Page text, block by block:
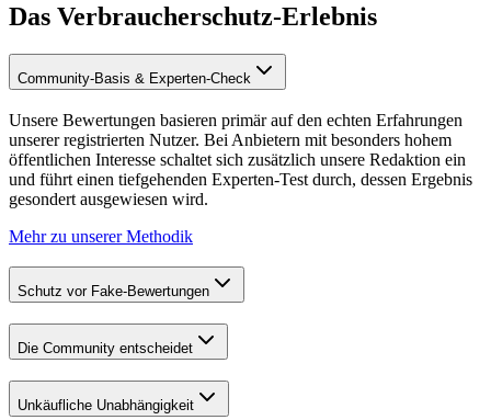
Das Verbraucherschutz-Erlebnis
Community-Basis & Experten-Check
Unsere Bewertungen basieren primär auf den echten Erfahrungen
unserer registrierten Nutzer. Bei Anbietern mit besonders hohem
öffentlichen Interesse schaltet sich zusätzlich unsere Redaktion ein
und führt einen tiefgehenden Experten-Test durch, dessen Ergebnis
gesondert ausgewiesen wird.
Mehr zu unserer Methodik
Schutz vor Fake-Bewertungen
Die Community entscheidet
Unkäufliche Unabhängigkeit